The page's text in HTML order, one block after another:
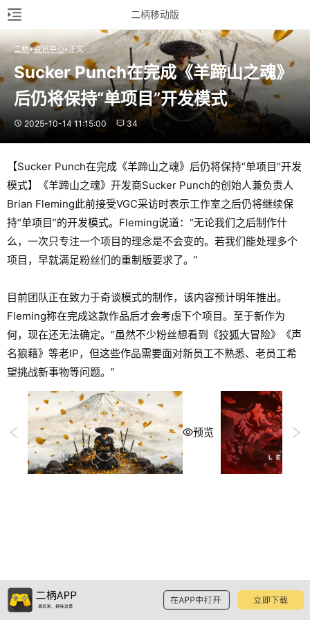
二柄移动版
二柄 资讯中心 正文
Sucker Punch在完成《羊蹄山之魂》
后仍将保持“单项目”开发模式
2025-10-14 11:15:00 34
【Sucker Punch在完成《羊蹄山之魂》后仍将保持“单项目”开发
模式】《羊蹄山之魂》开发商Sucker Punch的创始人兼负责人
Brian Fleming此前接受VGC采访时表示工作室之后仍将继续保
持“单项目”的开发模式。Fleming说道：“无论我们之后制作什
么，一次只专注一个项目的理念是不会变的。若我们能处理多个
项目，早就满足粉丝们的重制版要求了。”
目前团队正在致力于奇谈模式的制作，该内容预计明年推出。
Fleming称在完成这款作品后才会考虑下个项目。至于新作为
何，现在还无法确定。“虽然不少粉丝想看到《狡狐大冒险》《声
名狼藉》等老IP，但这些作品需要面对新员工不熟悉、老员工希
望挑战新事物等问题。”
预览